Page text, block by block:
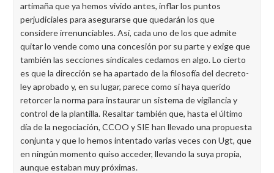
artimaña que ya hemos vivido antes, inflar los puntos
perjudiciales para asegurarse que quedarán los que
considere irrenunciables. Así, cada uno de los que admite
quitar lo vende como una concesión por su parte y exige que
también las secciones sindicales cedamos en algo.Lo cierto
es que la dirección se ha apartado de la filosofía del decreto-
ley aprobado y, en su lugar, parece como si haya querido
retorcer la norma para instaurar un sistema de vigilancia y
control de la plantilla. Resaltar también que, hasta el último
día de la negociación, CCOO y SIE han llevado una propuesta
conjunta y que lo hemos intentado varias veces con Ugt, que
en ningún momento quiso acceder, llevando la suya propia,
aunque estaban muy próximas.